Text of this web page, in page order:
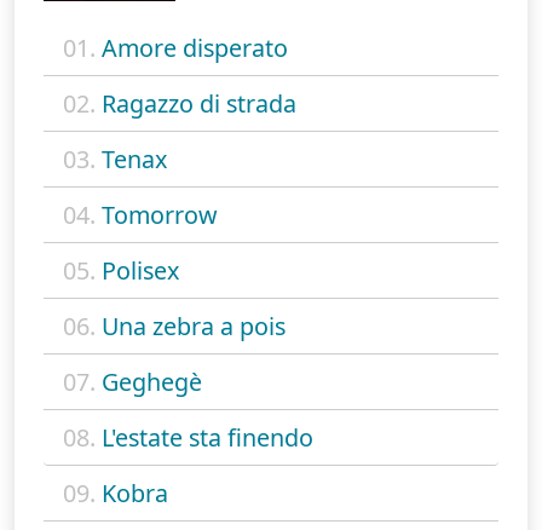
01. Amore disperato
02. Ragazzo di strada
03. Tenax
04. Tomorrow
05. Polisex
06. Una zebra a pois
07. Geghegè
08. L'estate sta finendo
09. Kobra